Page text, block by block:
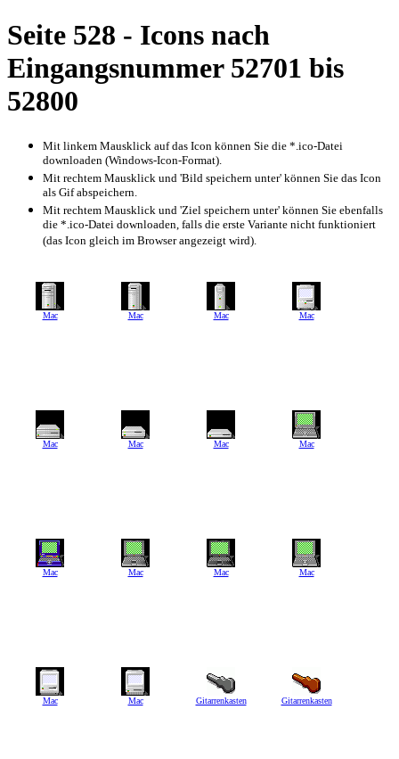
Seite 528 - Icons nach
Eingangsnummer 52701 bis
52800
Mit linkem Mausklick auf das Icon können Sie die *.ico-Datei
downloaden (Windows-Icon-Format).
Mit rechtem Mausklick und 'Bild speichern unter' können Sie das Icon
als Gif abspeichern.
Mit rechtem Mausklick und 'Ziel speichern unter' können Sie ebenfalls
die *.ico-Datei downloaden, falls die erste Variante nicht funktioniert
(das Icon gleich im Browser angezeigt wird).
Mac Mac Mac Mac
Mac Mac Mac Mac
Mac Mac Mac Mac
Mac Mac Gitarrenkasten Gitarrenkasten